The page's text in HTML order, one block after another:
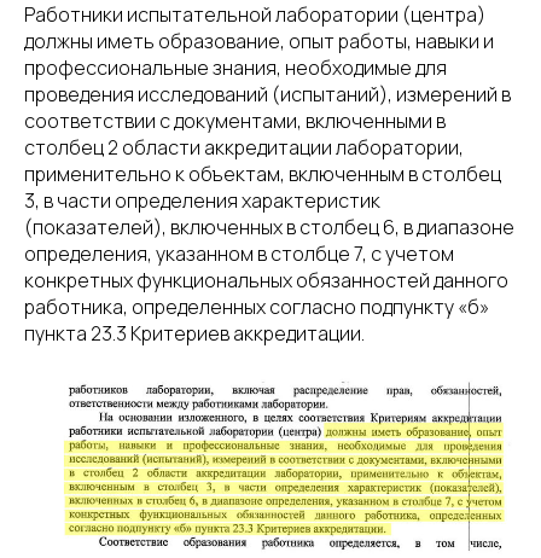
Работники испытательной лаборатории (центра)
должны иметь образование, опыт работы, навыки и
профессиональные знания, необходимые для
проведения исследований (испытаний), измерений в
соответствии с документами, включенными в
столбец 2 области аккредитации лаборатории,
применительно к объектам, включенным в столбец
3, в части определения характеристик
(показателей), включенных в столбец 6, в диапазоне
определения, указанном в столбце 7, с учетом
конкретных функциональных обязанностей данного
работника, определенных согласно подпункту «б»
пункта 23.3 Критериев аккредитации.